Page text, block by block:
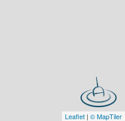
Leaflet | © MapTiler